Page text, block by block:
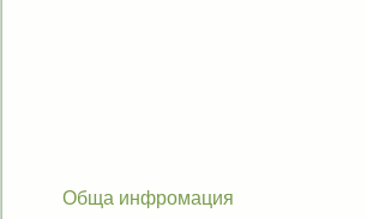
Обща инфромация